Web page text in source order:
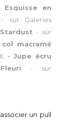
en
- sur Galeries
- sur
macramé
- Jupe écru
- sur
un pull